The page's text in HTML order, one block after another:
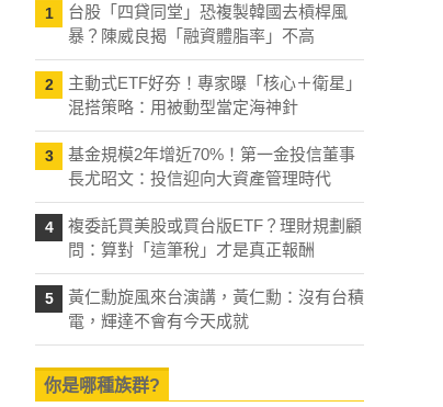
1
台股「四貸同堂」恐複製韓國去槓桿風
暴？陳威良揭「融資體脂率」不高
2
主動式ETF好夯！專家曝「核心＋衛星」
混搭策略：用被動型當定海神針
3
基金規模2年增近70%！第一金投信董事
長尤昭文：投信迎向大資產管理時代
4
複委託買美股或買台版ETF？理財規劃顧
問：算對「這筆稅」才是真正報酬
5
黃仁勳旋風來台演講，黃仁勳：沒有台積
電，輝達不會有今天成就
你是哪種族群?